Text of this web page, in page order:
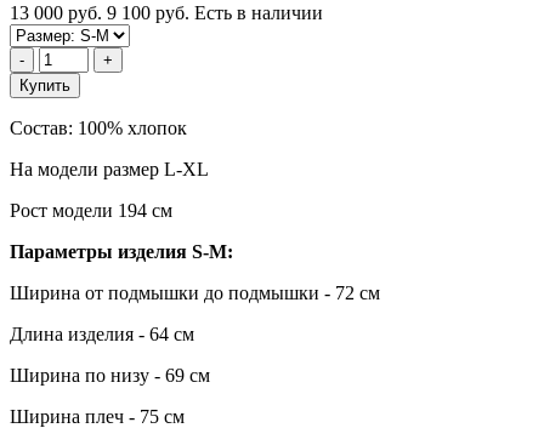
13 000 руб. 9 100 руб. Есть в наличии
-
+
Купить
Состав: 100% хлопок
На модели размер L-XL
Рост модели 194 см
Параметры изделия S-M:
Ширина от подмышки до подмышки - 72 см
Длина изделия - 64 см
Ширина по низу - 69 см
Ширина плеч - 75 см